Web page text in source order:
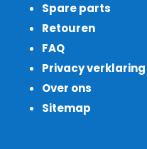
Spare parts
Retouren
FAQ
Privacy verklaring
Over ons
Sitemap